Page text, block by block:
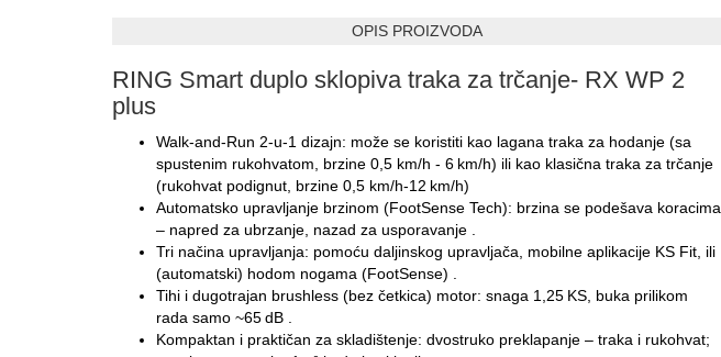
OPIS PROIZVODA
RING Smart duplo sklopiva traka za trčanje- RX WP 2
plus
Walk‑and‑Run 2‑u‑1 dizajn: može se koristiti kao lagana traka za hodanje (sa
spustenim rukohvatom, brzine 0,5 km/h - 6 km/h) ili kao klasična traka za trčanje
(rukohvat podignut, brzine 0,5 km/h-12 km/h)
Automatsko upravljanje brzinom (FootSense Tech): brzina se podešava koracima
– napred za ubrzanje, nazad za usporavanje .
Tri načina upravljanja: pomoću daljinskog upravljača, mobilne aplikacije KS Fit, ili
(automatski) hodom nogama (FootSense) .
Tihi i dugotrajan brushless (bez četkica) motor: snaga 1,25 KS, buka prilikom
rada samo ~65 dB .
Kompaktan i praktičan za skladištenje: dvostruko preklapanje – traka i rukohvat;